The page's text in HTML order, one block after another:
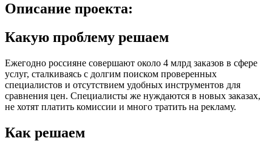
Описание проекта:
Какую проблему решаем
Ежегодно россияне совершают около 4 млрд заказов в сфере
услуг, сталкиваясь с долгим поиском проверенных
специалистов и отсутствием удобных инструментов для
сравнения цен. Специалисты же нуждаются в новых заказах,
не хотят платить комиссии и много тратить на рекламу.
Как решаем